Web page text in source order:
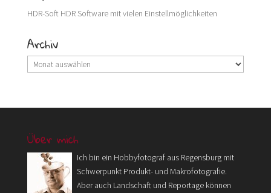
HDR-SoftHDR Software mit vielen Einstellmöglichkeiten
Archiv
Archiv
Über mich
Ich bin ein Hobbyfotograf aus Regensburg mit
Schwerpunkt Produkt- und Makrofotografie.
Aber auch Landschaft und Reportage können